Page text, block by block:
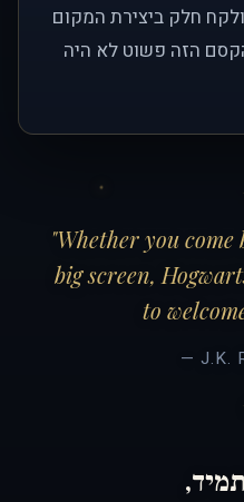
חלק ביצירת המקום
הזה פשוט לא היה
"Whether you come
big screen,
to
— J.K.